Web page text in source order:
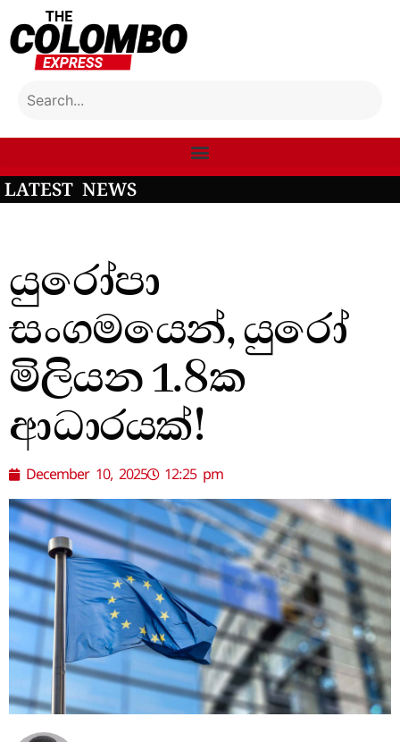
LATEST NEWS
යුරෝපා
සංගමයෙන්, යුරෝ
මිලියන 1.8ක
ආධාරයක්!
December 10, 2025 12:25 pm